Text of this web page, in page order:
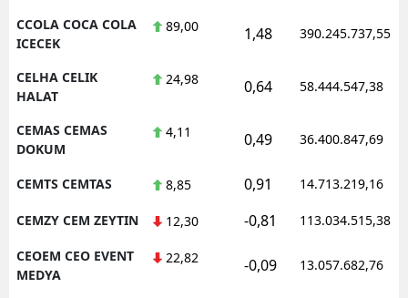
CCOLA COCA COLA
ICECEK
89,00 1,48 390.245.737,55
CELHA CELIK
HALAT
24,98 0,64 58.444.547,38
CEMAS CEMAS
DOKUM
4,11 0,49 36.400.847,69
CEMTS CEMTAS 8,85 0,91 14.713.219,16
CEMZY CEM ZEYTIN 12,30 -0,81 113.034.515,38
CEOEM CEO EVENT
MEDYA
22,82 -0,09 13.057.682,76